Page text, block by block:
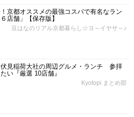
京都オススメの最強コスパで有名なラン
店舗」【保存版】
豆はなのリアル京都暮らし☆ヨ～イヤサ～♪
伏見稲荷大社の周辺グルメ・ランチ 参拝
い『厳選 10店舗』
Kyotopi まとめ部